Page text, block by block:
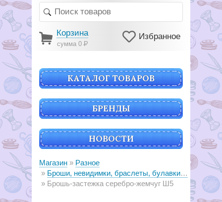
Корзина
сумма 0Р
Избранное
КАТАЛОГ ТОВАРОВ
БРЕНДЫ
НОВОСТИ
Магазин
Разное
Броши, невидимки, браслеты, булавки декоративные
Брошь-застежка серебро-жемчуг Ш5